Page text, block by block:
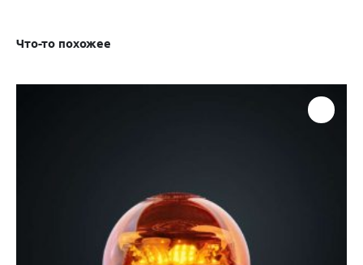
Что-то похожее